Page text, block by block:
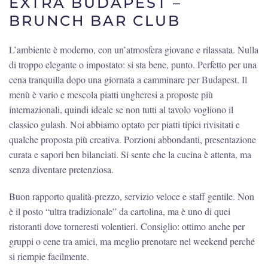
BRUNCH BAR CLUB
L’ambiente è moderno, con un’atmosfera giovane e rilassata. Nulla
di troppo elegante o impostato: si sta bene, punto. Perfetto per una
cena tranquilla dopo una giornata a camminare per Budapest. Il
menù è vario e mescola piatti ungheresi a proposte più
internazionali, quindi ideale se non tutti al tavolo vogliono il
classico gulash. Noi abbiamo optato per piatti tipici rivisitati e
qualche proposta più creativa. Porzioni abbondanti, presentazione
curata e sapori ben bilanciati. Si sente che la cucina è attenta, ma
senza diventare pretenziosa.
Buon rapporto qualità-prezzo, servizio veloce e staff gentile. Non
è il posto “ultra tradizionale” da cartolina, ma è uno di quei
ristoranti dove torneresti volentieri. Consiglio: ottimo anche per
gruppi o cene tra amici, ma meglio prenotare nel weekend perché
si riempie facilmente.